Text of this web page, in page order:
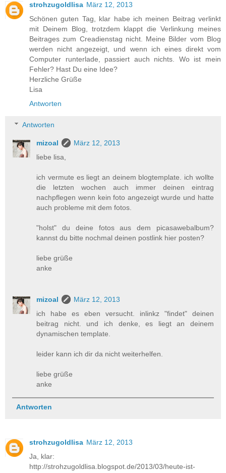
strohzugoldlisa März 12, 2013
Schönen guten Tag, klar habe ich meinen Beitrag verlinkt
mit Deinem Blog, trotzdem klappt die Verlinkung meines
Beitrages zum Creadienstag nicht. Meine Bilder vom Blog
werden nicht angezeigt, und wenn ich eines direkt vom
Computer runterlade, passiert auch nichts. Wo ist mein
Fehler? Hast Du eine Idee?
Herzliche Grüße
Lisa
Antworten
Antworten
mizoal
März 12, 2013
liebe lisa,
ich vermute es liegt an deinem blogtemplate. ich wollte
die letzten wochen auch immer deinen eintrag
nachpflegen wenn kein foto angezeigt wurde und hatte
auch probleme mit dem fotos.
"holst" du deine fotos aus dem picasawebalbum?
kannst du bitte nochmal deinen postlink hier posten?
liebe grüße
anke
mizoal
März 12, 2013
ich habe es eben versucht. inlinkz "findet" deinen
beitrag nicht. und ich denke, es liegt an deinem
dynamischen template.
leider kann ich dir da nicht weiterhelfen.
liebe grüße
anke
Antworten
strohzugoldlisa März 12, 2013
Ja, klar:
http://strohzugoldlisa.blogspot.de/2013/03/heute-ist-